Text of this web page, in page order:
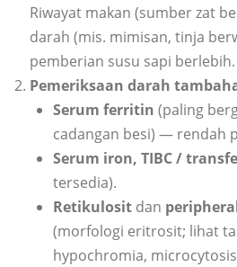
Riwayat makan (sumber zat
darah (mis. mimisan, tinja
pemberian susu sapi berlebih.
Pemeriksaan darah
Serum ferritin (paling
cadangan besi) — rendah
Serum iron, TIBC /
tersedia).
Retikulositdan
(morfologi eritrosit; lihat
hypochromia,